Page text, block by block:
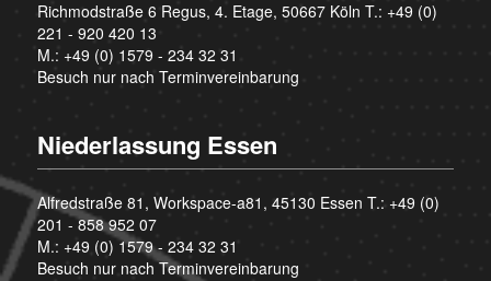
Richmodstraße 6 Regus, 4. Etage, 50667 Köln T.: +49 (0)
221 - 920 420 13
M.: +49 (0) 1579 - 234 32 31
Besuch nur nach Terminvereinbarung
Niederlassung Essen
Alfredstraße 81, Workspace-a81, 45130 Essen T.: +49 (0)
201 - 858 952 07
M.: +49 (0) 1579 - 234 32 31
Besuch nur nach Terminvereinbarung